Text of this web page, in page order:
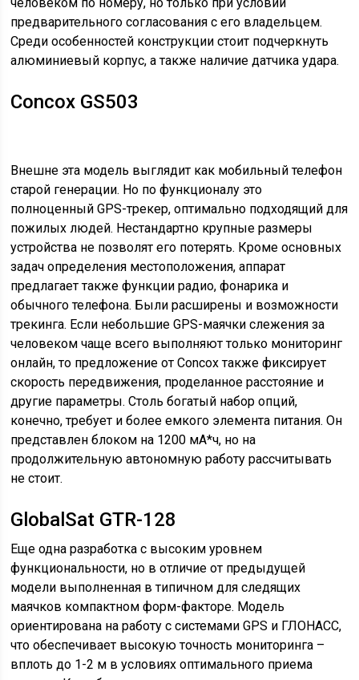
предварительного согласования с его владельцем.
Среди особенностей конструкции стоит подчеркнуть
алюминиевый корпус, а также наличие датчика удара.
Concox GS503
Внешне эта модель выглядит как мобильный телефон
старой генерации. Но по функционалу это
полноценный GPS-трекер, оптимально подходящий для
пожилых людей. Нестандартно крупные размеры
устройства не позволят его потерять. Кроме основных
задач определения местоположения, аппарат
предлагает также функции радио, фонарика и
обычного телефона. Были расширены и возможности
трекинга. Если небольшие GPS-маячки слежения за
человеком чаще всего выполняют только мониторинг
онлайн, то предложение от Concox также фиксирует
скорость передвижения, проделанное расстояние и
другие параметры. Столь богатый набор опций,
конечно, требует и более емкого элемента питания. Он
представлен блоком на 1200 мА*ч, но на
продолжительную автономную работу рассчитывать
не стоит.
GlobalSat GTR-128
Еще одна разработка с высоким уровнем
функциональности, но в отличие от предыдущей
модели выполненная в типичном для следящих
маячков компактном форм-факторе. Модель
ориентирована на работу с системами GPS и ГЛОНАСС,
что обеспечивает высокую точность мониторинга –
вплоть до 1-2 м в условиях оптимального приема